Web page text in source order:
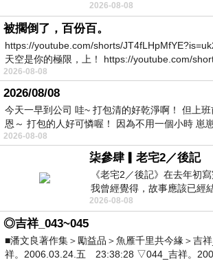
堡市吃晚餐和過夜
2026-08-08
被擱倒了，百份百。
https://youtube.com/shorts/
天空是你的極限，上！ https://youtube.com/
2026-08-08
2026/08/08
今天一早到公司 哇~ 打包清的好乾淨啊！ 但上
恩～ 打包的人好可憐喔！ 因為不用一個小時 崽
2026-08-08
柒參肆▎老宅2／後記
《老宅2／後記》在去年初
我曾經覺得，故事應該已經
震中倒塌，七個人終於離開
2026-08-08
◎吉祥_043~045
■潘文良著作集＞勵益品＞魚雁千里共今緣＞吉
祥。2006.03.24.五 23:38:28 ▽044_吉祥。